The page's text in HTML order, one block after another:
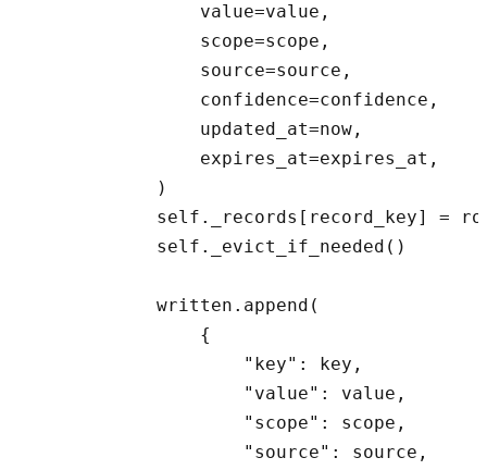
                value=value,
                scope=scope,
                source=source,
                confidence=confidence,
                updated_at=now,
                expires_at=expires_at,
            )
self._records[record_key] =
            self._evict_if_needed()
            written.append(
                {
                    "key": key,
                    "value": value,
                    "scope": scope,
                    "source": source,